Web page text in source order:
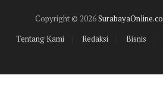
Copyright © 2026SurabayaOnline.co
Tentang Kami
Redaksi Bisnis